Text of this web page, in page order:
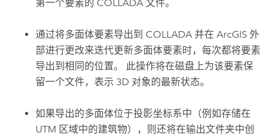
第一个要素的 COLLADA 文件。
通过将多面体要素导出到 COLLADA 并在 ArcGIS 外
部进行更改来迭代更新多面体要素时，每次都将要素
导出到相同的位置。 此操作将在磁盘上为该要素保
留一个文件，表示 3D 对象的最新状态。
如果导出的多面体位于投影坐标系中（例如存储在
UTM 区域中的建筑物），则还将在输出文件夹中创